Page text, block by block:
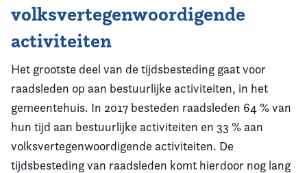
volksvertegenwoordigende
activiteiten
Het grootste deel van de tijdsbesteding gaat voor
raadsleden op aan bestuurlijke activiteiten, in het
gemeentehuis. In 2017 besteden raadsleden 64 % van
hun tijd aan bestuurlijke activiteiten en 33 % aan
volksvertegenwoordigende activiteiten. De
tijdsbesteding van raadsleden komt hierdoor nog lang